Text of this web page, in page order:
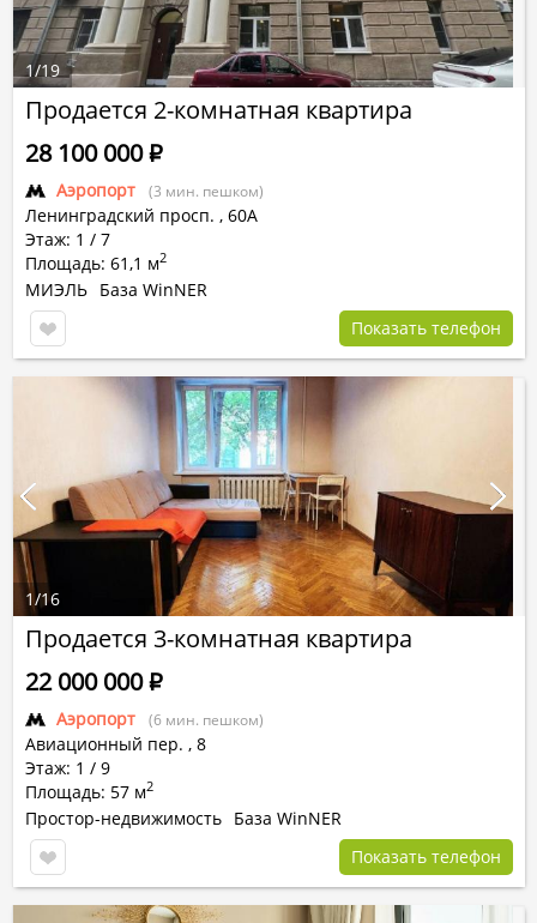
Продается 2-комнатная квартира
Аэропорт (3 мин. пешком)
Ленинградский просп. , 60А
Этаж: 1 / 7
Площадь: 61,1 м2
28 100 000Р
МИЭЛЬ База WinNER
Показать телефон
1/19
Продается 3-комнатная квартира
Аэропорт (6 мин. пешком)
Авиационный пер. , 8
Этаж: 1 / 9
Площадь: 57 м2
22 000 000Р
Простор-недвижимость База WinNER
Показать телефон
1/16